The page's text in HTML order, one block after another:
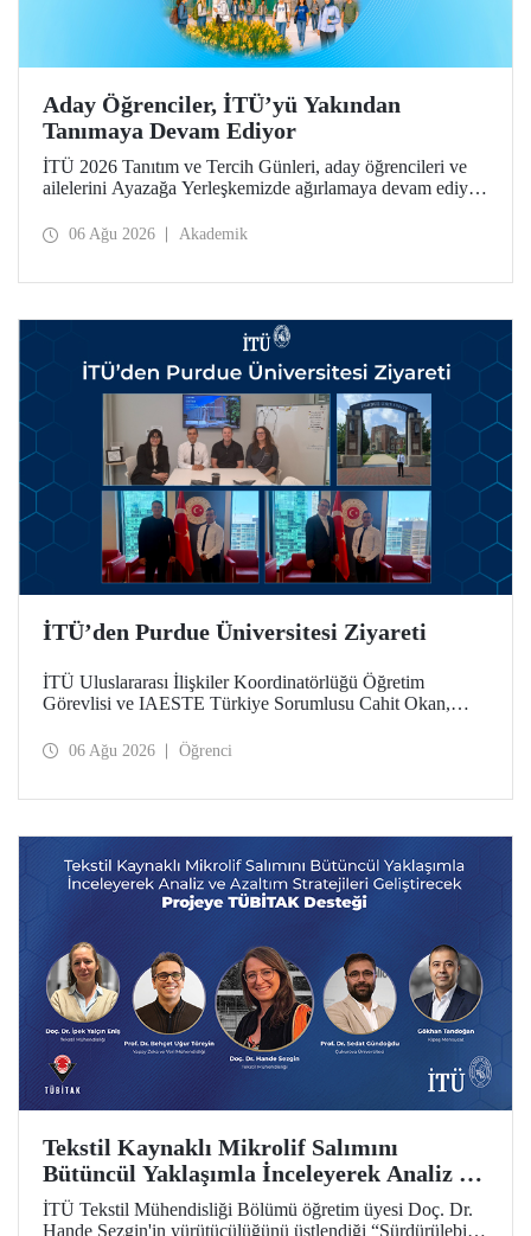
Aday Öğrenciler, İTÜ’yü Yakından
Tanımaya Devam Ediyor
İTÜ 2026 Tanıtım ve Tercih Günleri, aday öğrencileri ve
ailelerini Ayazağa Yerleşkemizde ağırlamaya devam ediyor.
ilgili fakülte ve birimler adaylara bilgi vermeye devam
06 Ağu 2026 Akademik
İTÜ’den Purdue Üniversitesi Ziyareti
İTÜ Uluslararası İlişkiler Koordinatörlüğü Öğretim
Görevlisi ve IAESTE Türkiye Sorumlusu Cahit Okan,
Temmuz tarihlerinde ABD’de dünyanın önde gelen
06 Ağu 2026 Öğrenci
Tekstil Kaynaklı Mikrolif Salımını
Bütüncül Yaklaşımla İnceleyerek Analiz ve
Azaltım Stratejileri Geliştirecek Projeye
TÜBİTAK Desteği
İTÜ Tekstil Mühendisliği Bölümü öğretim üyesi Doç. Dr.
Hande Sezgin'in yürütücülüğünü üstlendiği “Sürdürülebilir